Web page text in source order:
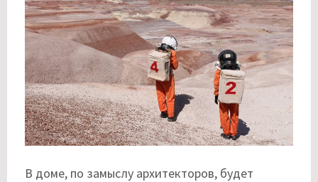
В доме, по замыслу архитекторов, будет